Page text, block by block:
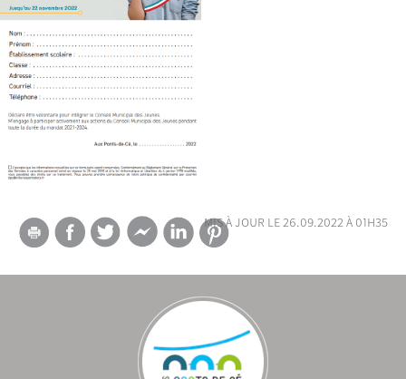
mis à jour le 26.09.2022 à 01h35